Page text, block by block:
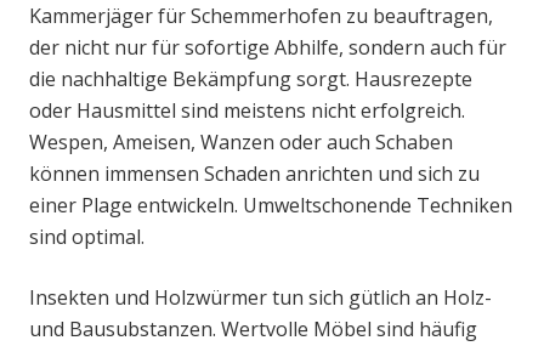
Kammerjäger für Schemmerhofen zu beauftragen,
der nicht nur für sofortige Abhilfe, sondern auch für
die nachhaltige Bekämpfung sorgt. Hausrezepte
oder Hausmittel sind meistens nicht erfolgreich.
Wespen, Ameisen, Wanzen oder auch Schaben
können immensen Schaden anrichten und sich zu
einer Plage entwickeln. Umweltschonende Techniken
sind optimal.
Insekten und Holzwürmer tun sich gütlich an Holz-
und Bausubstanzen. Wertvolle Möbel sind häufig